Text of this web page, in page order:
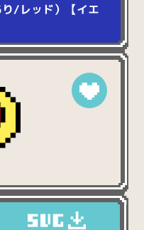
/レッド）【イエ